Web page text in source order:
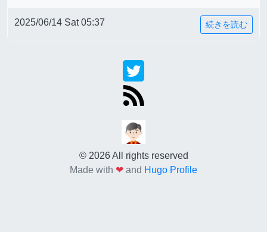
2025/06/14 Sat 05:37 続きを読む
© 2026 All rights reserved
Made with ❤ and Hugo Profile